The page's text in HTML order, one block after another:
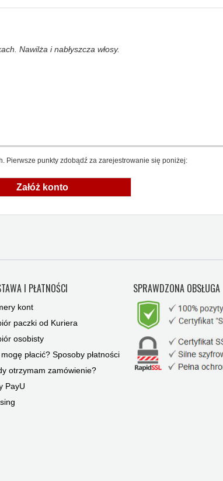
Nawilża i nabłyszcza włosy.
Pierwsze punkty zdobądź za zarejestrowanie się poniżej:
Załóż konto
I PŁATNOŚCI
kont
paczki od Kuriera
osobisty
płacić? Sposoby płatności
otrzymam zamówienie?
PayU
SPRAWDZONA OBSŁUGA